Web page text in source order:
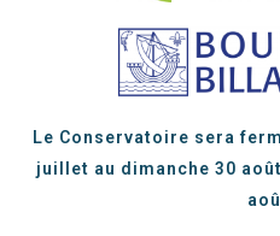
Le Conservatoire sera
juillet au dimanche 30